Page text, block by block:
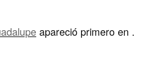
apareció primero en .